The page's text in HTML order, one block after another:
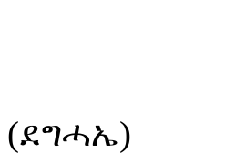
(ደግሓኤ)